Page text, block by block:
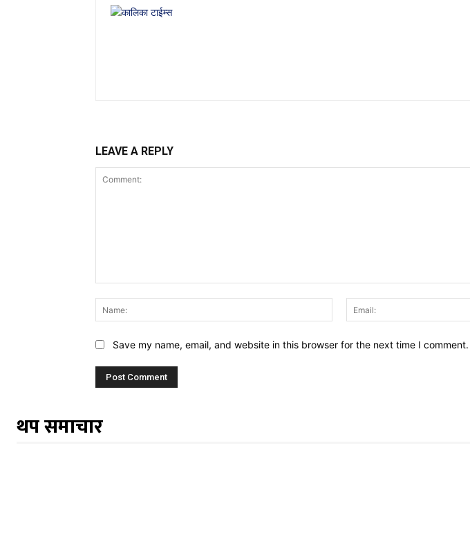
LEAVE A REPLY
Name:
Save my name, email, and website in this browser for the next time I comment.
थप समाचार